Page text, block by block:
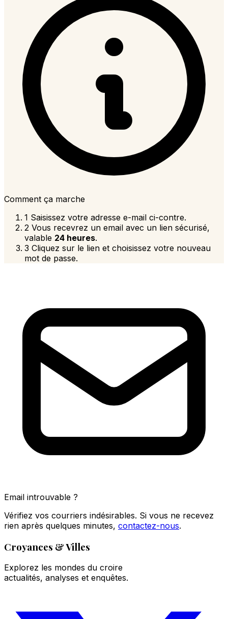
Comment ça marche
1 Saisissez votre adresse e-mail ci-contre.
2 Vous recevrez un email avec un lien sécurisé,
valable 24 heures.
3 Cliquez sur le lien et choisissez votre nouveau
mot de passe.
Email introuvable ?
Vérifiez vos courriers indésirables. Si vous ne recevez
rien après quelques minutes, contactez-nous.
Croyances & Villes
Explorez les mondes du croire
actualités, analyses et enquêtes.